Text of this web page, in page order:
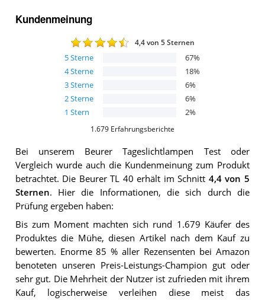
Kundenmeinung
4,4von 5 Sternen
5Sterne 67%
4Sterne 18%
3Sterne 6%
2Sterne 6%
1 Stern 2%
1.679 Erfahrungsberichte
Bei unserem Beurer Tageslichtlampen Test oder
Vergleich wurde auch die Kundenmeinung zum Produkt
betrachtet. Die Beurer TL 40 erhält im Schnitt 4,4von 5
Sternen. Hier die Informationen, die sich durch die
Prüfung ergeben haben:
Bis zum Moment machten sich rund 1.679 Käufer des
Produktes die Mühe, diesen Artikel nach dem Kauf zu
bewerten. Enorme 85 % aller Rezensenten bei Amazon
benoteten unseren Preis-Leistungs-Champion gut oder
sehr gut. Die Mehrheit der Nutzer ist zufrieden mit ihrem
Kauf, logischerweise verleihen diese meist das